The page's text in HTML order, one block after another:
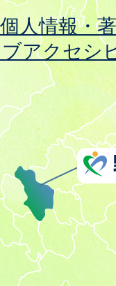
個人情報・
アクセシ